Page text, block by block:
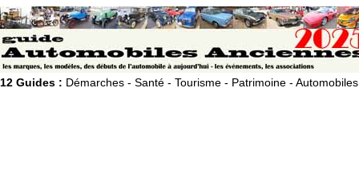
12 Guides : Démarches - Santé - Tourisme - Patrimoine - Automobiles